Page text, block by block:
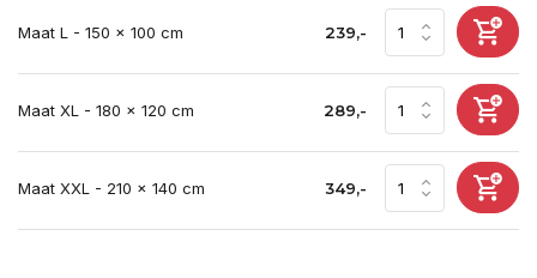
Maat L - 150 x 100 cm 239,-
Maat XL - 180 x 120 cm 289,-
Maat XXL - 210 x 140 cm 349,-